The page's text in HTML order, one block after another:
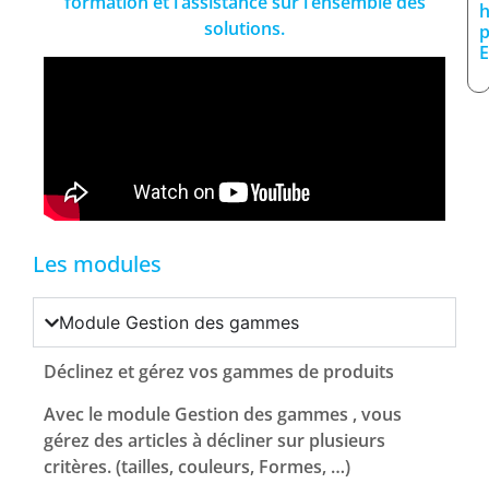
solutions.
Les modules
Module Gestion des gammes
Déclinez et gérez vos gammes de produits
Avec le module Gestion des gammes , vous
gérez des articles à décliner sur plusieurs
critères. (tailles, couleurs, Formes, …)